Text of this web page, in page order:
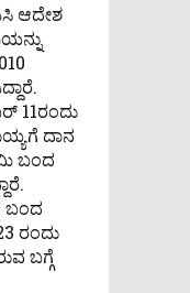
ಆದೇಶ
11ರಂದು
ದಾನ
ಬಂದ
ಬಂದ
ರಂದು
ಬಗ್ಗೆ